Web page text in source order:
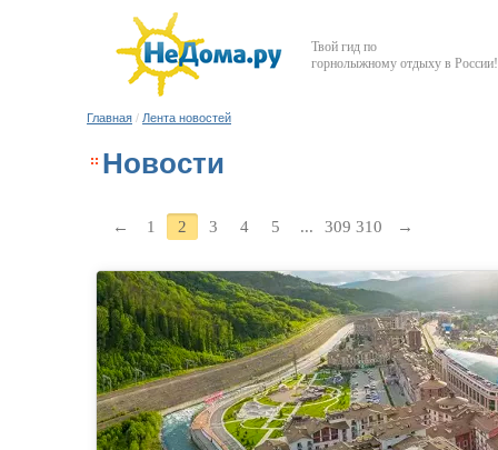
Твой гид по
горнолыжному отдыху в России!
Главная / Лента новостей
Новости
← 1 2 3 4 5 ... 309 310 →